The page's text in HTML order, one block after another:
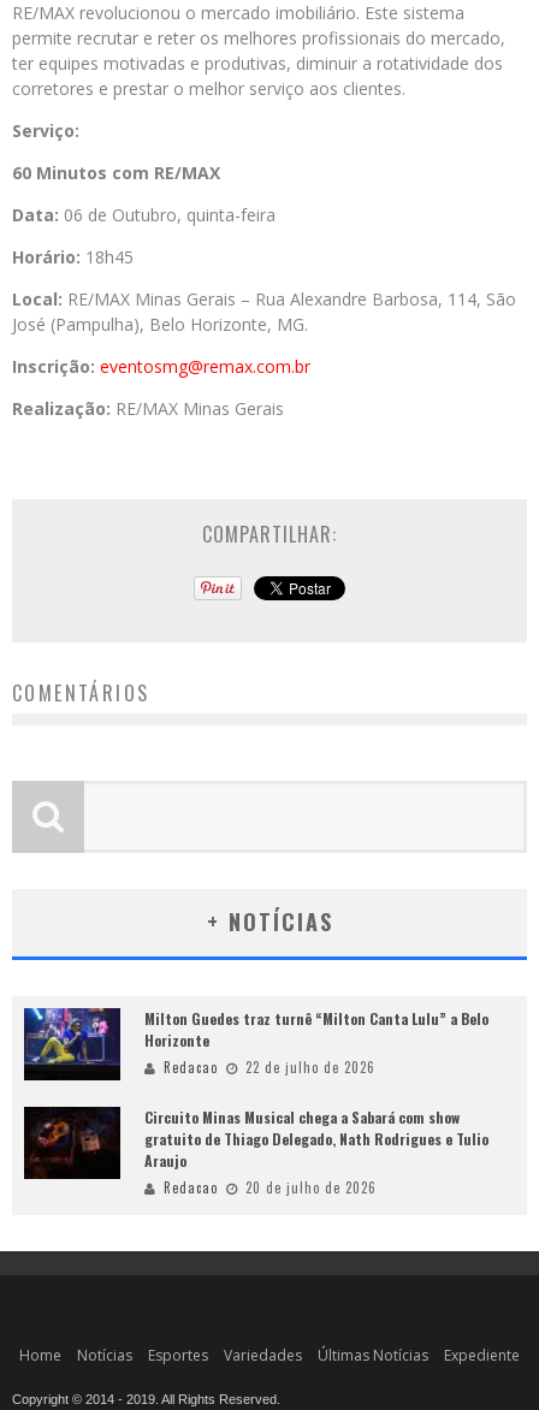
RE/MAX revolucionou o mercado imobiliário. Este sistema
permite recrutar e reter os melhores profissionais do mercado,
ter equipes motivadas e produtivas, diminuir a rotatividade dos
corretores e prestar o melhor serviço aos clientes.
Serviço:
60 Minutos com RE/MAX
Data: 06 de Outubro, quinta-feira
Horário: 18h45
Local: RE/MAX Minas Gerais – Rua Alexandre Barbosa, 114, São
José (Pampulha), Belo Horizonte, MG.
Inscrição: eventosmg@remax.com.br
Realização: RE/MAX Minas Gerais
COMPARTILHAR:
COMENTÁRIOS
+ NOTÍCIAS
Milton Guedes traz turnê “Milton Canta Lulu” a Belo
Horizonte
Redacao 22 de julho de 2026
Circuito Minas Musical chega a Sabará com show
gratuito de Thiago Delegado, Nath Rodrigues e Tulio
Araujo
Redacao 20 de julho de 2026
Home Notícias Esportes Variedades Últimas Notícias Expediente
Copyright © 2014 - 2019. All Rights Reserved.